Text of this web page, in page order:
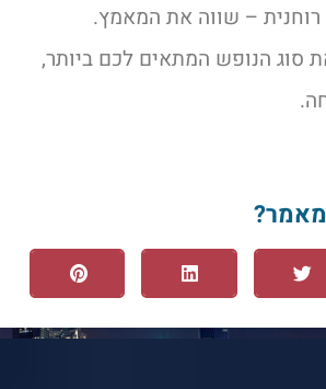
– שווה את המאמץ.
סוג הנופש המתאים לכם ביותר,